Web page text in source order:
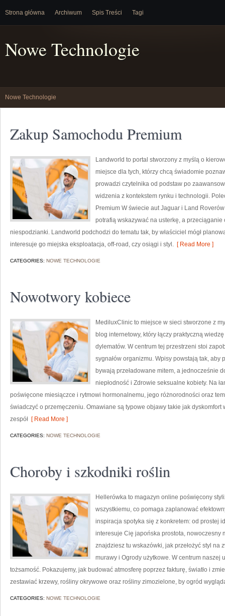
Strona główna Archiwum Spis Treści Tagi
Nowe Technologie
Nowe Technologie
Zakup Samochodu Premium
Landworld to portal stworzony z myślą o
miejsce dla tych, którzy chcą świadomie
prowadzi czytelnika od podstaw po
widzenia z kontekstem rynku i technologii.
Premium W świecie aut Jaguar i Land
potrafią wskazywać na usterkę, a przeciąganie
niespodzianki. Landworld podchodzi do tematu tak, by właściciel mógł
interesuje go miejska eksploatacja, off-road, czy osiągi i styl. [ Read More ]
CATEGORIES: NOWE TECHNOLOGIE
Nowotwory kobiece
MediluxClinic to miejsce w sieci stworzone z
blog internetowy, który łączy praktyczną
dylematów. W centrum tej przestrzeni stoi
sygnałów organizmu. Wpisy powstają tak, aby
bywają przeładowane mitem, a jednocześnie
niepłodność i Zdrowie seksualne kobiety. Na
poświęcone miesiączce i rytmowi hormonalnemu, jego różnorodności oraz
świadczyć o przemęczeniu. Omawiane są typowe objawy takie jak
zespół [ Read More ]
CATEGORIES: NOWE TECHNOLOGIE
Choroby i szkodniki roślin
Hellerówka to magazyn online poświęcony
wszystkiemu, co pomaga zaplanować
inspiracja spotyka się z konkretem: od prostej
interesuje Cię japońska prostota, nowoczesny
znajdziesz tu wskazówki, jak przełożyć styl na
murawy i Ogrody użytkowe. W centrum naszej
tożsamość. Pokazujemy, jak budować atmosferę poprzez fakturę, światło i
zestawiać krzewy, rośliny okrywowe oraz rośliny zimozielone, by ogród
CATEGORIES: NOWE TECHNOLOGIE